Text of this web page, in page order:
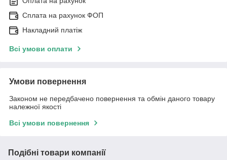
Сплата на рахунок ФОП
Накладний платіж
Всі умови оплати
Умови повернення
Законом не передбачено повернення та обмін даного товару
належної якості
Всі умови повернення
Подібні товари компанії